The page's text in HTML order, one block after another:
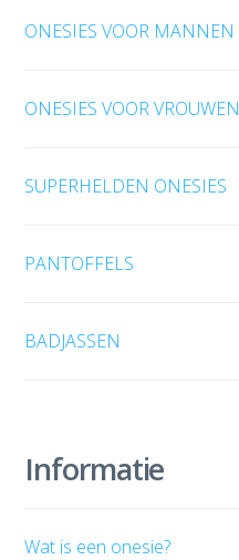
ONESIES VOOR MANNEN
ONESIES VOOR VROUWEN
SUPERHELDEN ONESIES
PANTOFFELS
BADJASSEN
Informatie
Wat is een onesie?